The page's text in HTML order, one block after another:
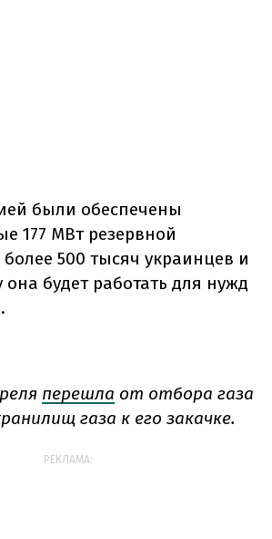
были обеспечены
177 МВт резервной
500 тысяч украинцев и
она будет работать для нужд
перешла от отбора газа
газа к его закачке.
РЕКЛАМА: